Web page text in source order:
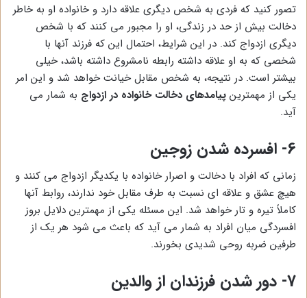
تصور کنید که فردی به شخص دیگری علاقه دارد و خانواده او به خاطر
دخالت بیش از حد در زندگی، او را مجبور می کنند که با شخص
دیگری ازدواج کند. در این شرایط، احتمال این که فرزند آنها با
شخصی که به او علاقه داشته رابطه نامشروع داشته باشد، خیلی
بیشتر است. در نتیجه، به شخص مقابل خیانت خواهد شد و این امر
یکی از مهمترین پیامدهای دخالت خانواده در ازدواج به شمار می
آید.
6- افسرده شدن زوجین
زمانی که افراد با دخالت و اصرار خانواده با یکدیگر ازدواج می کنند و
هیچ عشق و علاقه ای نسبت به طرف مقابل خود ندارند، روابط آنها
کاملاً تیره و تار خواهد شد. این مسئله یکی از مهمترین دلایل بروز
افسردگی میان افراد به شمار می آید که باعث می شود هر یک از
طرفین ضربه روحی شدیدی بخورند.
7- دور شدن فرزندان از والدین